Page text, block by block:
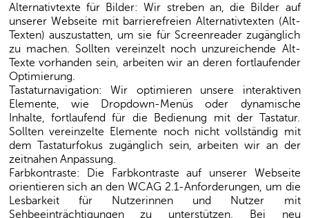
Alternativtexte für Bilder: Wir streben an, die Bilder auf
unserer Webseite mit barrierefreien Alternativtexten (Alt-
Texten) auszustatten, um sie für Screenreader zugänglich
zu machen. Sollten vereinzelt noch unzureichende Alt-
Texte vorhanden sein, arbeiten wir an deren fortlaufender
Optimierung.
Tastaturnavigation: Wir optimieren unsere interaktiven
Elemente, wie Dropdown-Menüs oder dynamische
Inhalte, fortlaufend für die Bedienung mit der Tastatur.
Sollten vereinzelte Elemente noch nicht vollständig mit
dem Tastaturfokus zugänglich sein, arbeiten wir an der
zeitnahen Anpassung.
Farbkontraste: Die Farbkontraste auf unserer Webseite
orientieren sich an den WCAG 2.1-Anforderungen, um die
Lesbarkeit für Nutzerinnen und Nutzer mit
Sehbeeinträchtigungen zu unterstützen. Bei neu